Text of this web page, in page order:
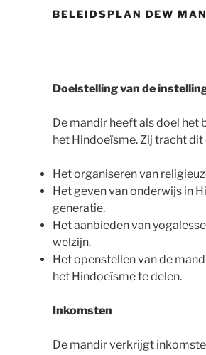
BELEIDSPLAN DEW
Doelstelling van de
De mandir heeft als doel het
het Hindoeïsme. Zij tracht
Het organiseren van
Het geven van onderwijs in
generatie.
Het aanbieden van
welzijn.
Het openstellen van de
het Hindoeïsme te delen.
Inkomsten
De mandir verkrijgt